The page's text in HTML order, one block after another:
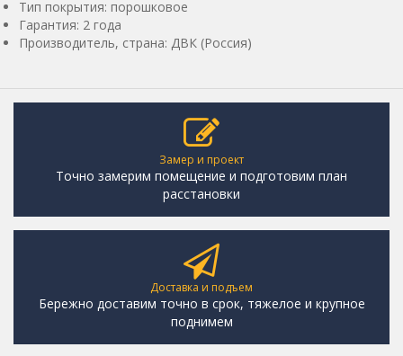
Тип покрытия: порошковое
Гарантия: 2 года
Производитель, страна: ДВК (Россия)
Замер и проект
Точно замерим помещение и подготовим план
расстановки
Доставка и подъем
Бережно доставим точно в срок, тяжелое и крупное
поднимем